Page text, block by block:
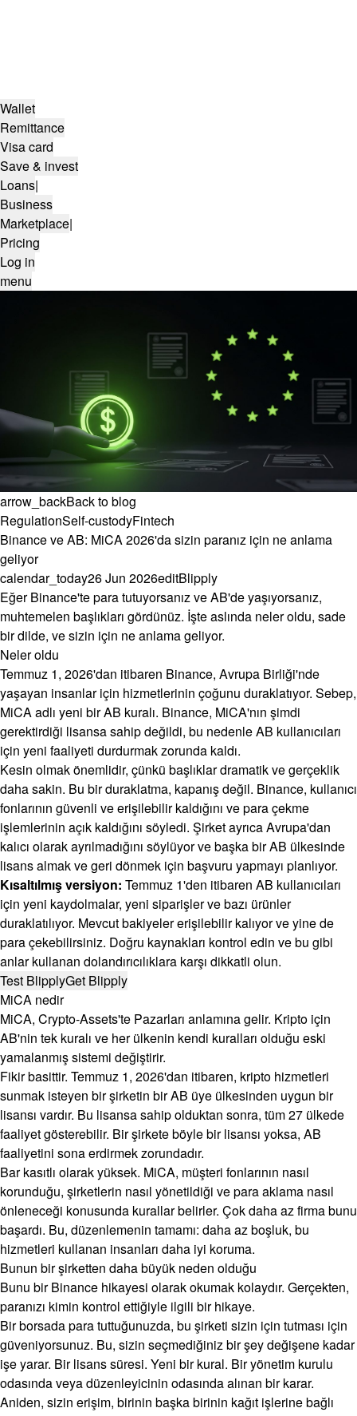
Wallet
Remittance
Visa card
Save & invest
Loans|
Business
Marketplace|
Pricing
Log in
menu
arrow_backBack to blog
RegulationSelf-custodyFintech
Binance ve AB: MiCA 2026'da sizin paranız için ne anlama
geliyor
calendar_today26 Jun 2026editBlipply
Eğer Binance'te para tutuyorsanız ve AB'de yaşıyorsanız,
muhtemelen başlıkları gördünüz. İşte aslında neler oldu, sade
bir dilde, ve sizin için ne anlama geliyor.
Neler oldu
Temmuz 1, 2026'dan itibaren Binance, Avrupa Birliği'nde
yaşayan insanlar için hizmetlerinin çoğunu duraklatıyor. Sebep,
MiCA adlı yeni bir AB kuralı. Binance, MiCA'nın şimdi
gerektirdiği lisansa sahip değildi, bu nedenle AB kullanıcıları
için yeni faaliyeti durdurmak zorunda kaldı.
Kesin olmak önemlidir, çünkü başlıklar dramatik ve gerçeklik
daha sakin. Bu bir duraklatma, kapanış değil. Binance, kullanıcı
fonlarının güvenli ve erişilebilir kaldığını ve para çekme
işlemlerinin açık kaldığını söyledi. Şirket ayrıca Avrupa'dan
kalıcı olarak ayrılmadığını söylüyor ve başka bir AB ülkesinde
lisans almak ve geri dönmek için başvuru yapmayı planlıyor.
Kısaltılmış versiyon: Temmuz 1'den itibaren AB kullanıcıları
için yeni kaydolmalar, yeni siparişler ve bazı ürünler
duraklatılıyor. Mevcut bakiyeler erişilebilir kalıyor ve yine de
para çekebilirsiniz. Doğru kaynakları kontrol edin ve bu gibi
anlar kullanan dolandırıcılıklara karşı dikkatli olun.
Test BlipplyGet Blipply
MiCA nedir
MiCA, Crypto-Assets'te Pazarları anlamına gelir. Kripto için
AB'nin tek kuralı ve her ülkenin kendi kuralları olduğu eski
yamalanmış sistemi değiştirir.
Fikir basittir. Temmuz 1, 2026'dan itibaren, kripto hizmetleri
sunmak isteyen bir şirketin bir AB üye ülkesinden uygun bir
lisansı vardır. Bu lisansa sahip olduktan sonra, tüm 27 ülkede
faaliyet gösterebilir. Bir şirkete böyle bir lisansı yoksa, AB
faaliyetini sona erdirmek zorundadır.
Bar kasıtlı olarak yüksek. MiCA, müşteri fonlarının nasıl
korunduğu, şirketlerin nasıl yönetildiği ve para aklama nasıl
önleneceği konusunda kurallar belirler. Çok daha az firma bunu
başardı. Bu, düzenlemenin tamamı: daha az boşluk, bu
hizmetleri kullanan insanları daha iyi koruma.
Bunun bir şirketten daha büyük neden olduğu
Bunu bir Binance hikayesi olarak okumak kolaydır. Gerçekten,
paranızı kimin kontrol ettiğiyle ilgili bir hikaye.
Bir borsada para tuttuğunuzda, bu şirketi sizin için tutması için
güveniyorsunuz. Bu, sizin seçmediğiniz bir şey değişene kadar
işe yarar. Bir lisans süresi. Yeni bir kural. Bir yönetim kurulu
odasında veya düzenleyicinin odasında alınan bir karar.
Aniden, sizin erişim, birinin başka birinin kağıt işlerine bağlı